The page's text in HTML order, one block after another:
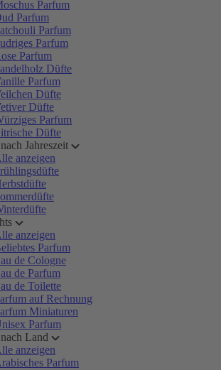
Parfum
Parfum
Parfum
Parfum
Parfum
Düfte
Parfum
Düfte
Düfte
Parfum
Düfte
Jahreszeit
anzeigen
anzeigen
Parfum
de Cologne
de Parfum
de Toilette
auf Rechnung
Miniaturen
Parfum
Land
anzeigen
Parfum